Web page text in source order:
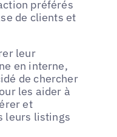
préférés
de clients et
leur
en interne,
de chercher
les aider à
et
leurs listings